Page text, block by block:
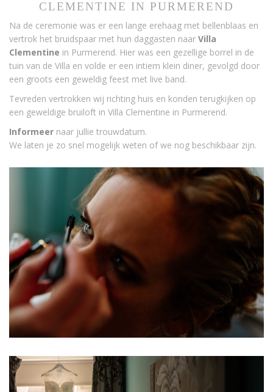
CLEMENTINE IN PURMEREND
Na de ceremonie was er een lange erehaag met bellenblaas en
vertrok het bruidspaar met hun daggasten naar Villa
Clementine in Purmerend. Hier was een gezellige borrel in de
tuin van de Villa en volde er een intiem klein diner, gevolgd door
een groots een geweldig feest met live band.
Tevreden vertrokken wij richting huis en konden terugkijken op
een geweldige bruiloft in Villa Clementine in Purmerend.
Informeer naar jullie trouwdatum.
We laten je zo snel mogelijk weten of we nog beschikbaar zijn.